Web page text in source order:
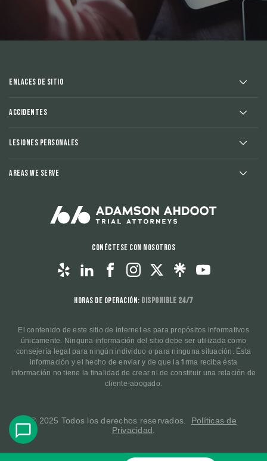
Enlaces de sitio
Accidentes
Lesiones Personales
Areas We Serve
Conéctese con nosotros
Horas de operación: Disponible 24/7
El contenido de este sitio de internet es para propósitos informativos
únicamente. Ninguna información del sitio debe ser utilizada como
consejería legal para ningún individuo o para ninguna situación. Ésta
información y el hecho de enviar y de que la firma reciba ésta
información no tiene la finalidad de crear ni de constituir una relación de
cliente-abogado.
© 2025 Todos los derechos reservados. Políticas de
Privacidad.